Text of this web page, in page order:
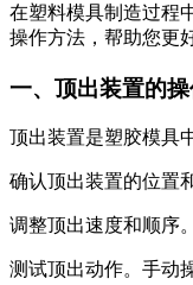
在塑料模具制造过程
操作方法，帮助您更
一、顶出装置的
顶出装置是塑胶模具
确认顶出装置的位置
调整顶出速度和顺序
测试顶出动作。手动